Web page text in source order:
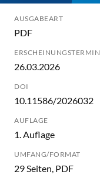
AUSGABEART
PDF
ERSCHEINUNGSTERMIN
26.03.2026
DOI
10.11586/2026032
AUFLAGE
1. Auflage
UMFANG/FORMAT
29 Seiten, PDF